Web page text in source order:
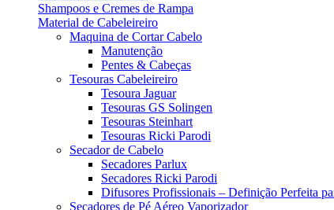
Shampoos e Cremes de Rampa
Material de Cabeleireiro
Maquina de Cortar Cabelo
Manutenção
Pentes & Cabeças
Tesouras Cabeleireiro
Tesoura Jaguar
Tesouras GS Solingen
Tesouras Steinhart
Tesouras Ricki Parodi
Secador de Cabelo
Secadores Parlux
Secadores Ricki Parodi
Difusores Profissionais – Definição Perfeita
Secadores de Pé Aéreo Vaporizador